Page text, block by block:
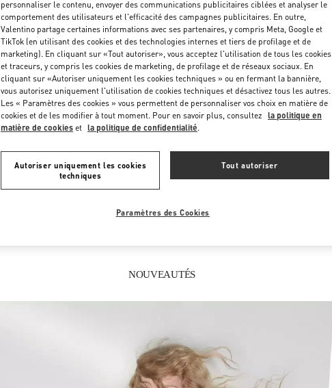
Samedi 10:00 AM-7:00 PM
CE QUE VOUS TROUVEREZ DANS CETTE BOUTIQUE
NOUVEAUTÉS
personnaliser le contenu, envoyer des communications publicitaires ciblées et analyser le
comportement des utilisateurs et l'efficacité des campagnes publicitaires. En outre,
Valentino partage certaines informations avec ses partenaires, y compris Meta, Google et
TikTok (en utilisant des cookies et des technologies internes et tiers de profilage et de
marketing). En cliquant sur «Tout autoriser», vous acceptez l'utilisation de tous les cookies
et traceurs, y compris les cookies de marketing, de profilage et de réseaux sociaux. En
cliquant sur «Autoriser uniquement les cookies techniques » ou en fermant la bannière,
vous autorisez uniquement l'utilisation de cookies techniques et désactivez tous les autres.
Les « Paramètres des cookies » vous permettent de personnaliser vos choix en matière de
cookies et de les modifier à tout moment. Pour en savoir plus, consultez la politique en
matière de cookies et la politique de confidentialité.
Autoriser uniquement les cookies
techniques
Tout autoriser
Paramètres des Cookies